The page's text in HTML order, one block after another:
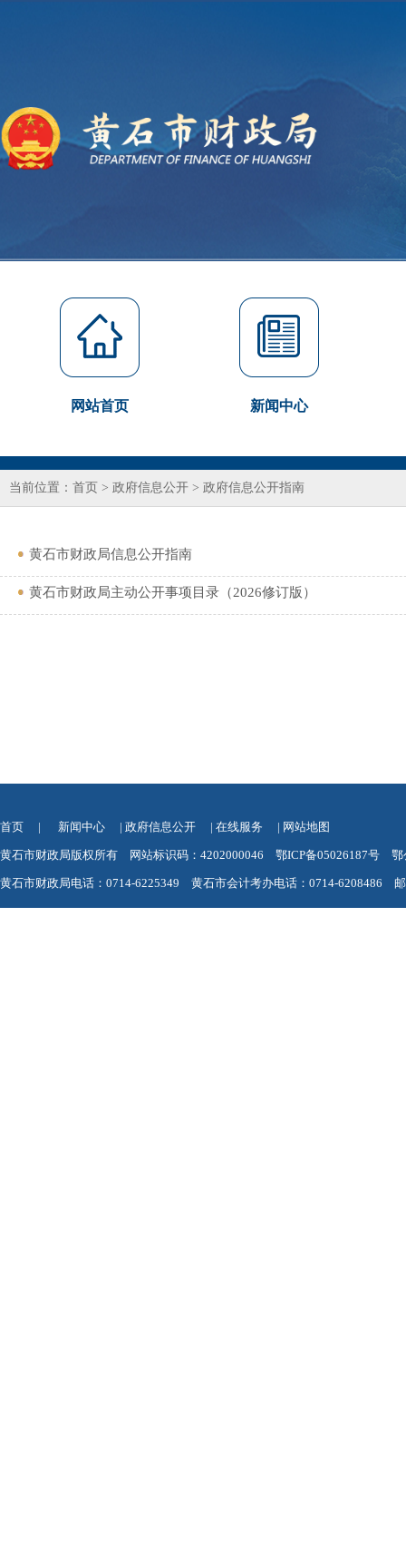
网站首页 新闻中心
当前位置： 首页 > 政府信息公开 > 政府信息公开指南
黄石市财政局信息公开指南
黄石市财政局主动公开事项目录（2026修订版）
首页 | 新闻中心 | 政府信息公开 | 在线服务 | 网站地图
黄石市财政局版权所有 网站标识码：4202000046 鄂ICP备05026187号 鄂
黄石市财政局电话：0714-6225349 黄石市会计考办电话：0714-6208486